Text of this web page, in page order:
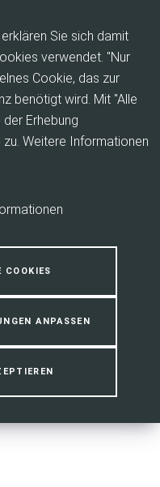
Sie sich damit
verwendet. "Nur
Cookie, das zur
benötigt wird. Mit "Alle
Erhebung
Weitere Informationen
COOKIES
ANPASSEN
Geothermie
denn
und überall zur